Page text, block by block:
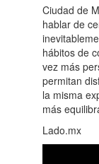
Ciudad de
hablar de
hábitos de
vez más
permitan
la misma
más
Lado.mx